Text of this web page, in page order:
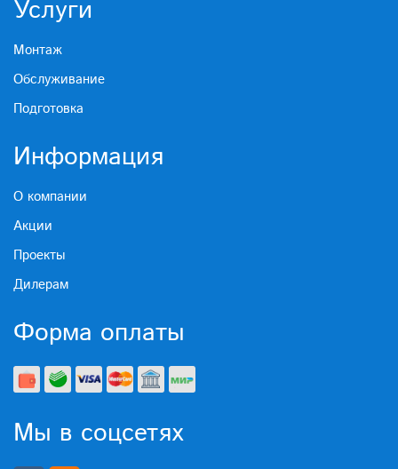
Услуги
Монтаж
Обслуживание
Подготовка
Информация
О компании
Акции
Проекты
Дилерам
Форма оплаты
Мы в соцсетях